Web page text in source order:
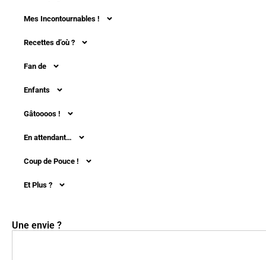
Mes Incontournables !
Recettes d’où ?
Fan de
Enfants
Gâtoooos !
En attendant…
Coup de Pouce !
Et Plus ?
Une envie ?